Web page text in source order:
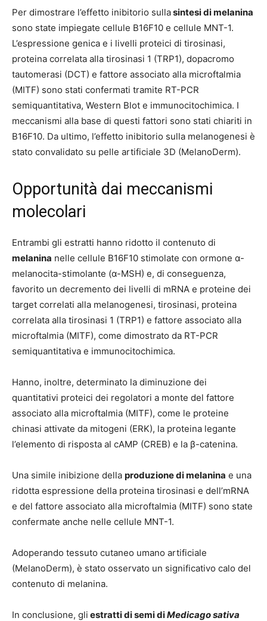
Per dimostrare l’effetto inibitorio sullasintesi di melanina
sono state impiegate cellule B16F10 e cellule MNT-1.
L’espressione genica e i livelli proteici di tirosinasi,
proteina correlata alla tirosinasi 1 (TRP1), dopacromo
tautomerasi (DCT) e fattore associato alla microftalmia
(MITF) sono stati confermati tramite RT-PCR
semiquantitativa, Western Blot e immunocitochimica. I
meccanismi alla base di questi fattori sono stati chiariti in
B16F10. Da ultimo, l’effetto inibitorio sulla melanogenesi è
stato convalidato su pelle artificiale 3D (MelanoDerm).
Opportunità dai meccanismi
molecolari
Entrambi gli estratti hanno ridotto il contenuto di
melanina nelle cellule B16F10 stimolate con ormone α-
melanocita-stimolante (α-MSH) e, di conseguenza,
favorito un decremento dei livelli di mRNA e proteine dei
target correlati alla melanogenesi, tirosinasi, proteina
correlata alla tirosinasi 1 (TRP1) e fattore associato alla
microftalmia (MITF), come dimostrato da RT-PCR
semiquantitativa e immunocitochimica.
Hanno, inoltre, determinato la diminuzione dei
quantitativi proteici dei regolatori a monte del fattore
associato alla microftalmia (MITF), come le proteine
chinasi attivate da mitogeni (ERK), la proteina legante
l’elemento di risposta al cAMP (CREB) e la β-catenina.
Una simile inibizione della produzione di melanina e una
ridotta espressione della proteina tirosinasi e dell’mRNA
e del fattore associato alla microftalmia (MITF) sono state
confermate anche nelle cellule MNT-1.
Adoperando tessuto cutaneo umano artificiale
(MelanoDerm), è stato osservato un significativo calo del
contenuto di melanina.
In conclusione, gli estratti di semi diMedicago sativa